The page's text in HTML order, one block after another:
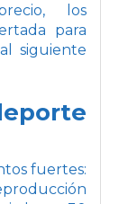
los
para
siguiente
fuertes: